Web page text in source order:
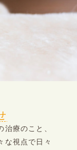
療のこと、
な視点で日々